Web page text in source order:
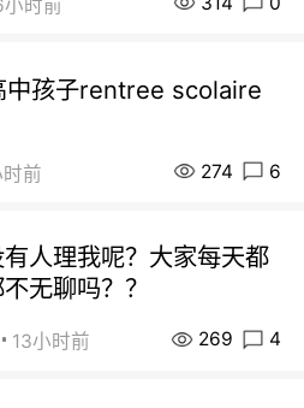
小时前
中孩子rentree scolaire
前 274 6
人理我呢？大家每天都
无聊吗？？
13小时前 269 4